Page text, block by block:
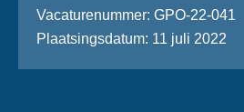
Vacaturenummer GPO-22-041
Plaatsingsdatum 11 juli 2022